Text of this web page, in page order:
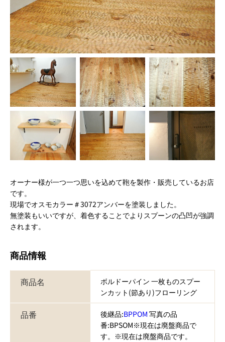
オーナー様が一つ一つ思いを込めて鞄を製作・販売しているお店
です。
現場でオスモカラー＃3072アンバーを塗装しました。
無塗装もいいですが、着色することでよりスプーンの凸凹が強調
されます。
商品情報
商品名
ボルドーパイン 一枚ものスプー
ンカット(節あり)フローリング
品番 後継品:BPPOM 写真の品
番:BPSOM※現在は廃盤商品で
す。※現在は廃盤商品です。